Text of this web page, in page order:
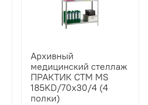
Архивный
медицинский стеллаж
ПРАКТИК СТМ MS
185KD/70х30/4 (4
полки)